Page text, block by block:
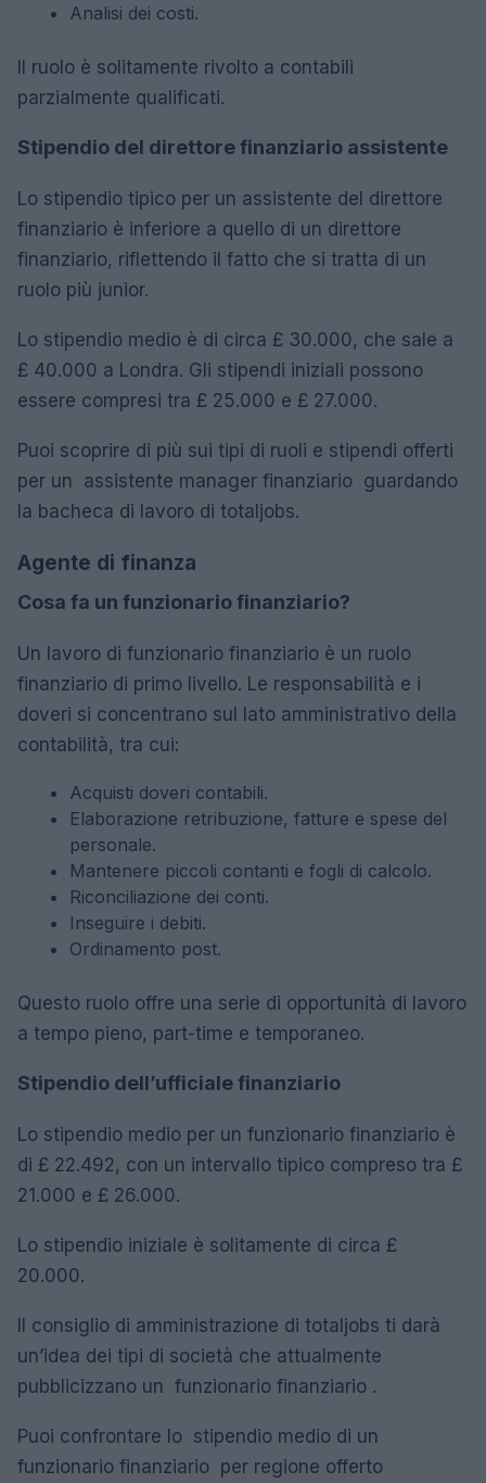
Analisi dei costi.
Il ruolo è solitamente rivolto a contabili
parzialmente qualificati.
Stipendio del direttore finanziario assistente
Lo stipendio tipico per un assistente del direttore
finanziario è inferiore a quello di un direttore
finanziario, riflettendo il fatto che si tratta di un
ruolo più junior.
Lo stipendio medio è di circa £ 30.000, che sale a
£ 40.000 a Londra. Gli stipendi iniziali possono
essere compresi tra £ 25.000 e £ 27.000.
Puoi scoprire di più sui tipi di ruoli e stipendi offerti
per un assistente manager finanziario guardando
la bacheca di lavoro di totaljobs.
Agente di finanza
Cosa fa un funzionario finanziario?
Un lavoro di funzionario finanziario è un ruolo
finanziario di primo livello. Le responsabilità e i
doveri si concentrano sul lato amministrativo della
contabilità, tra cui:
Acquisti doveri contabili.
Elaborazione retribuzione, fatture e spese del
personale.
Mantenere piccoli contanti e fogli di calcolo.
Riconciliazione dei conti.
Inseguire i debiti.
Ordinamento post.
Questo ruolo offre una serie di opportunità di lavoro
a tempo pieno, part-time e temporaneo.
Stipendio dell’ufficiale finanziario
Lo stipendio medio per un funzionario finanziario è
di £ 22.492, con un intervallo tipico compreso tra £
21.000 e £ 26.000.
Lo stipendio iniziale è solitamente di circa £
20.000.
Il consiglio di amministrazione di totaljobs ti darà
un’idea dei tipi di società che attualmente
pubblicizzano un funzionario finanziario .
Puoi confrontare lo stipendio medio di un
funzionario finanziario per regione offerto